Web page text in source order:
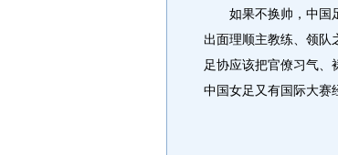
如果不换帅，中国足
出面理顺主教练、领队
足协应该把官僚习气、
中国女足又有国际大赛